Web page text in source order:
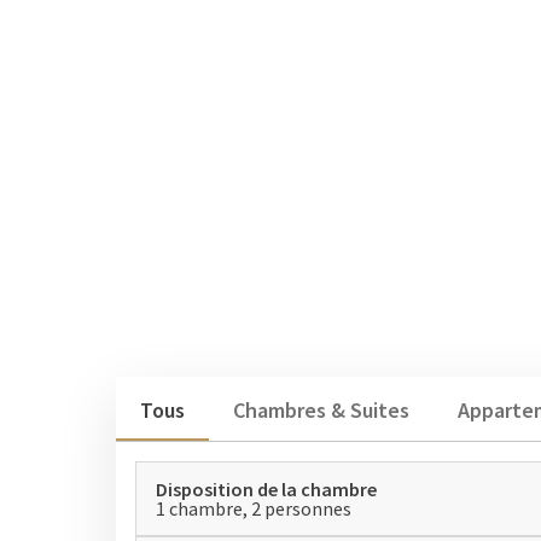
Tous Chambres & Suites
Disposition de la chambre
1 chambre, 2 personnes